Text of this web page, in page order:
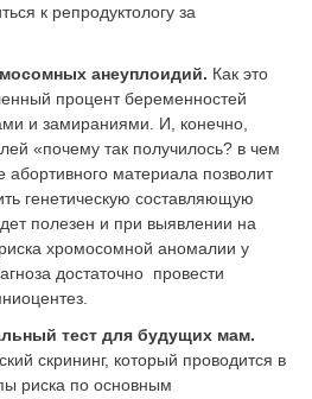
к репродуктологу за
анеуплоидий. Как это
процент беременностей
и замираниями. И, конечно,
«почему так получилось? в чем
материала позволит
генетическую составляющую
полезен и при выявлении на
хромосомной аномалии у
достаточно провести
тест для будущих мам.
скрининг, который проводится в
риска по основным